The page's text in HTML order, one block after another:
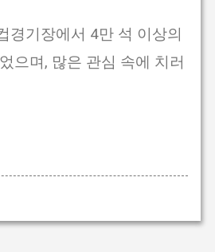
경기장에서 4만 석 이상의
으며, 많은 관심 속에 치러